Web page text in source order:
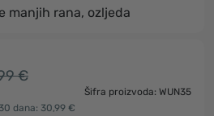
manjih rana, ozljeda
€
Šifra proizvoda: WUN35
dana: 30,99 €